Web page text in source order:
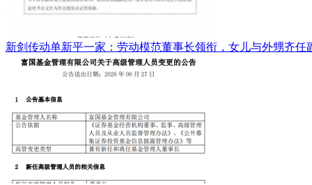
新剑传动单新平一家：劳动模范董事长领衔，女儿与外甥齐任